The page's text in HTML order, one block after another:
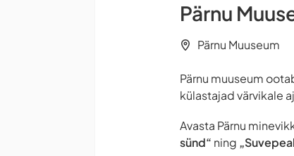
Pärnu
Pärnu Muuseum
Pärnu muuseum
külastajad värvikale
Avasta Pärnu
sünd“ ning